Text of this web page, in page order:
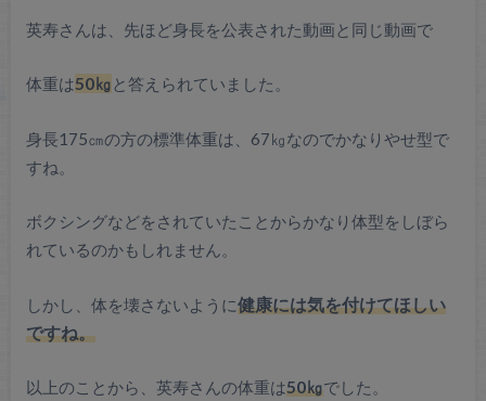
英寿さんは、先ほど身長を公表された動画と同じ動画で
体重は50㎏と答えられていました。
身長175㎝の方の標準体重は、67㎏なのでかなりやせ型で
すね。
ボクシングなどをされていたことからかなり体型をしぼら
れているのかもしれません。
しかし、体を壊さないように健康には気を付けてほしい
ですね。
以上のことから、英寿さんの体重は50㎏でした。